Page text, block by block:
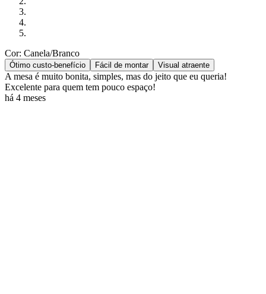
Cor: Canela/Branco
Ótimo custo-benefício Fácil de montar Visual atraente
A mesa é muito bonita, simples, mas do jeito que eu queria!
Excelente para quem tem pouco espaço!
há 4 meses